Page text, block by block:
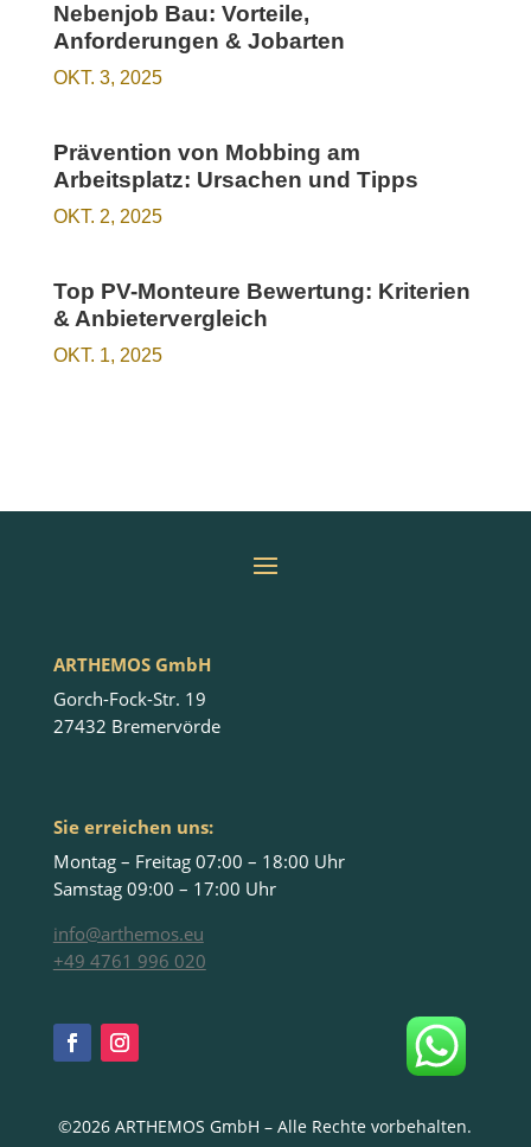
Nebenjob Bau: Vorteile,
Anforderungen & Jobarten
OKT. 3, 2025
Prävention von Mobbing am
Arbeitsplatz: Ursachen und Tipps
OKT. 2, 2025
Top PV-Monteure Bewertung: Kriterien
& Anbietervergleich
OKT. 1, 2025
ARTHEMOS GmbH
Gorch-Fock-Str. 19
27432 Bremervörde
Sie erreichen uns:
Montag – Freitag 07:00 – 18:00 Uhr
Samstag 09:00 – 17:00 Uhr
info@arthemos.eu
+49 4761 996 020
©2026 ARTHEMOS GmbH – Alle Rechte vorbehalten.